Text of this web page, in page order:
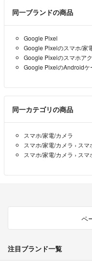
同一ブランドの商品
Google Pixel
Google Pixelのスマホ/家
Google Pixelのスマホア
Google PixelのAndroidケ
同一カテゴリの商品
スマホ/家電/カメラ
スマホ/家電/カメラ › スマ
スマホ/家電/カメラ › スマ
ペ
注目ブランド一覧